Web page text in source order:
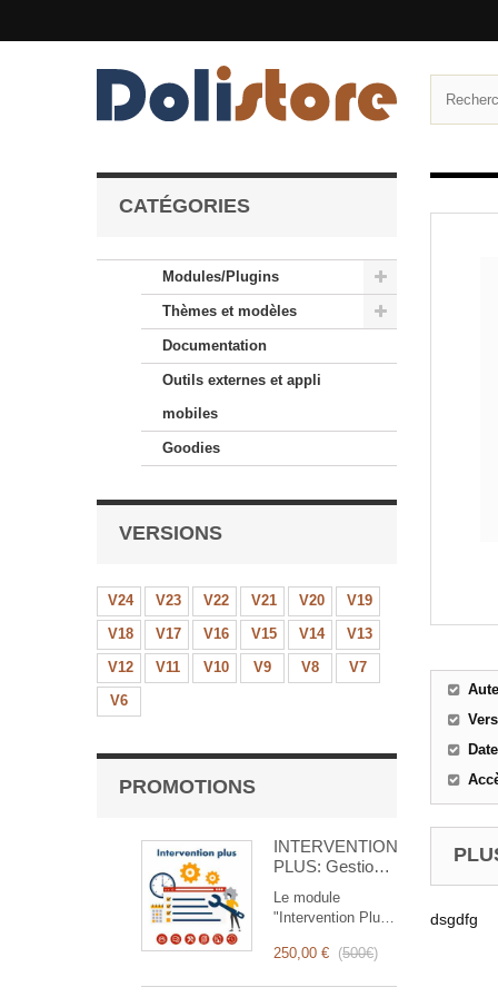
CATÉGORIES
Modules/Plugins
Thèmes et modèles
Documentation
Outils externes et appli
mobiles
Goodies
VERSIONS
V24 V23 V22 V21 V20
V19
V18
V17 V16 V15 V14
V13
V12
V11 V10 V9 V8
V7
V6
PROMOTIONS
INTERVENTION
PLUS: Gestion
Interventions
Le module
"Intervention Plus"
révolutionnaire qui
250,00 € (500€)
dsgdfg